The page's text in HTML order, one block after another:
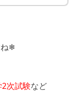
❄
次試験など